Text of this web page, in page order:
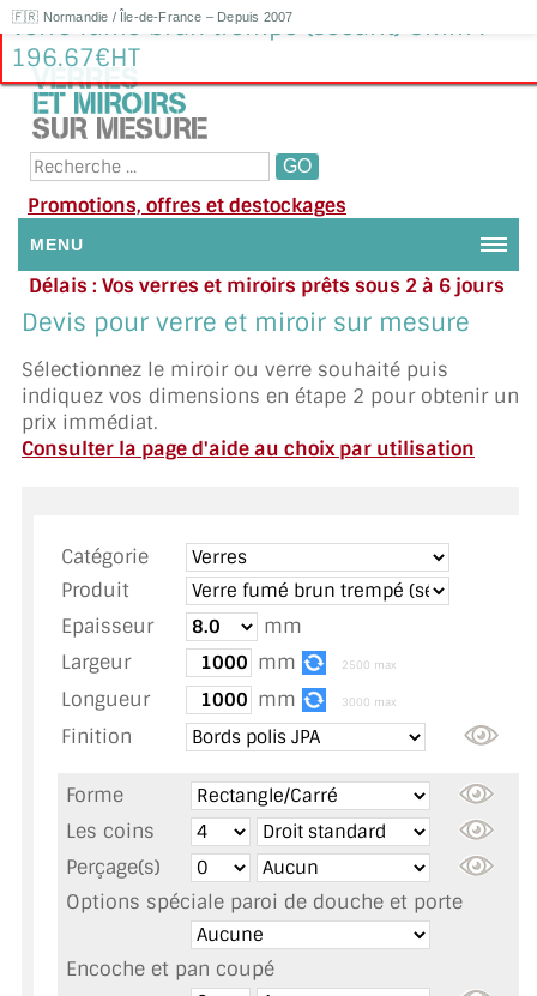
🇫🇷 Normandie / Île-de-France – Depuis 2007
Verre fumé brun trempé (sécurit) 8mm :
196.67€HT
Promotions, offres et destockages
MENU
NOUS CONTACTER
DEMANDE DE DEVIS
SUIVI DE DEVIS
TOUS LES TARIFS AU M2
GUIDE : CHOIX PAR UTILISATION
INSPIRATIONS ET NOUVEAUTÉS
AMBIANCE LAITON BROSSÉ
MIROIR SUR MESURE
MIROIR VIEILLI
MIROIR DÉCORATIF DE COULEUR
LOTS DE MIROIRS EN MOZAÏQUE
Délais : Vos verres et miroirs prêts sous 2 à 6 jours
en moyenne
Besoin d'aide ?
Appelez ou envoyez un SMS au 06 79 92 33 38
Devis pour verre et miroir sur mesure
Sélectionnez le miroir ou verre souhaité puis
indiquez vos dimensions en étape 2 pour obtenir un
prix immédiat.
Consulter la page d'aide au choix par utilisation
Catégorie
Produit
Epaisseur
mm
Largeur
mm 2500 max
Longueur mm 3000 max
Finition
Forme
Les coins
Perçage(s)
Options spéciale paroi de douche et porte
Encoche et pan coupé